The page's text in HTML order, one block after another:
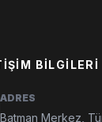
BILGILERI
ADRES
Batman Merkez,